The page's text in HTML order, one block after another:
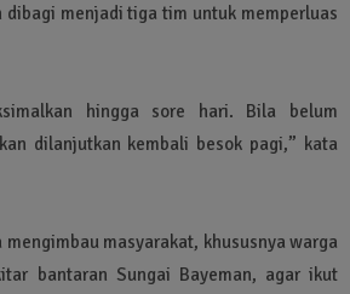
dibagi menjadi tiga tim untuk memperluas
hingga sore hari. Bila belum
dilanjutkan kembali besok pagi,” kata
mengimbau masyarakat, khususnya warga
bantaran Sungai Bayeman, agar ikut